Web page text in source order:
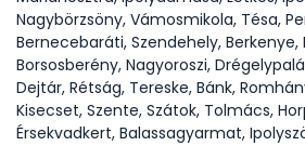
Nagybörzsöny, Vámosmikola, Tésa,
Bernecebaráti, Szendehely, Berkenye,
Borsosberény, Nagyoroszi,
Dejtár, Rétság, Tereske, Bánk,
Kisecset, Szente, Szátok, Tolmács,
Érsekvadkert, Balassagyarmat,